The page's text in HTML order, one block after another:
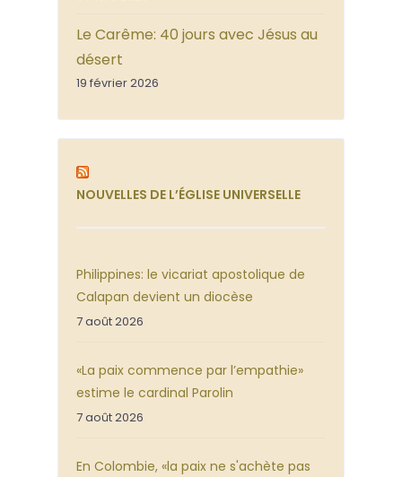
Le Carême: 40 jours avec Jésus au
désert
19 février 2026
NOUVELLES DE L’ÉGLISE UNIVERSELLE
Philippines: le vicariat apostolique de
Calapan devient un diocèse
7 août 2026
«La paix commence par l’empathie»
estime le cardinal Parolin
7 août 2026
En Colombie, «la paix ne s'achète pas